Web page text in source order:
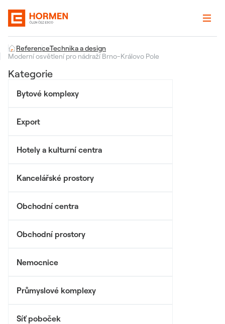
ReferenceTechnika a design
Moderní osvětlení pro nádraží Brno-Královo Pole
Kategorie
Bytové komplexy
Export
Hotely a kulturní centra
Kancelářské prostory
Obchodní centra
Obchodní prostory
Nemocnice
Průmyslové komplexy
Síť poboček